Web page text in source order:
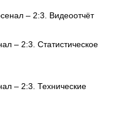
– 2:3. Видеоотчёт
– 2:3. Статистическое
– 2:3. Технические